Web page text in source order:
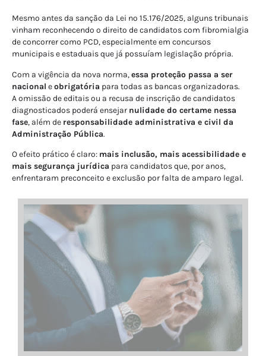
Mesmo antes da sanção da Lei nº 15.176/2025, alguns tribunais
vinham reconhecendo o direito de candidatos com fibromialgia
de concorrer como PCD, especialmente em concursos
municipais e estaduais que já possuíam legislação própria.
Com a vigência da nova norma,essa proteção passa a ser
nacional eobrigatória para todas as bancas organizadoras.
A omissão de editais ou a recusa de inscrição de candidatos
diagnosticados poderá ensejar nulidade do certame nessa
fase, além de responsabilidade administrativa e civil da
Administração Pública.
O efeito prático é claro: mais inclusão, mais acessibilidade e
mais segurança jurídica para candidatos que, por anos,
enfrentaram preconceito e exclusão por falta de amparo legal.